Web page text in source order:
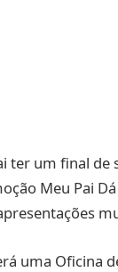
ter um final
Meu Pai
uma Oficina